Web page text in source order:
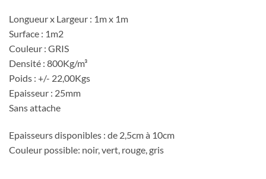
Longueur x Largeur : 1m x 1m
Surface : 1m2
Couleur : GRIS
Densité : 800Kg/m³
Poids : +/- 22,00Kgs
Epaisseur : 25mm
Sans attache
Epaisseurs disponibles : de 2,5cm à 10cm
Couleur possible: noir, vert, rouge, gris